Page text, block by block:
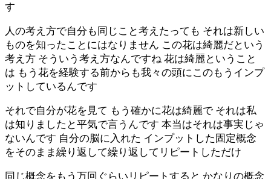
す
人の考え方で自分も同じこと考えたっても それは新しい
ものを知ったことにはなりません この花は綺麗だという
考え方 そういう考え方なんですね 花は綺麗ということ
は もう花を経験する前からも我々の頭にこのもうインプ
ットしているんです
それで自分が花を見て もう確かに花は綺麗で それは私
は知りましたと平気で言うんです 本当はそれは事実じゃ
ないんです 自分の脳に入れた インプットした固定概念
をそのまま繰り返して繰り返してリピートしただけ
同じ概念をもう万回ぐらいリピートすると かなりの概念